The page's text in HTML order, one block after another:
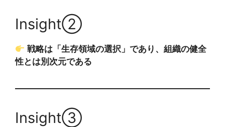
Insight②
戦略は「生存領域の選択」であり、組織の健全
性とは別次元である
Insight③